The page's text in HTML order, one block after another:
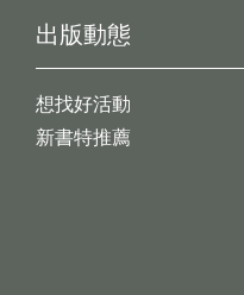
出版動態
想找好活動
新書特推薦